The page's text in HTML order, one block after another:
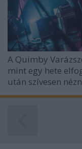
A Quimby
mint egy hete
után szívesen